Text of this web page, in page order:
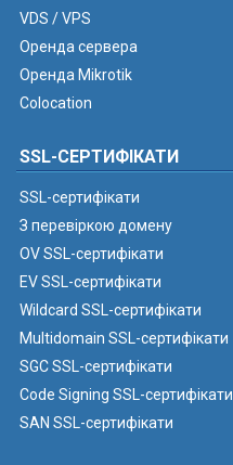
VDS / VPS
Оренда сервера
Оренда Mikrotik
Colocation
SSL-СЕРТИФІКАТИ
SSL-сертифікати
З перевіркою домену
OV SSL-сертифікати
EV SSL-сертифікати
Wildcard SSL-сертифікати
Multidomain SSL-сертифікати
SGC SSL-сертифікати
Code Signing SSL-сертифікати
SAN SSL-сертифікати